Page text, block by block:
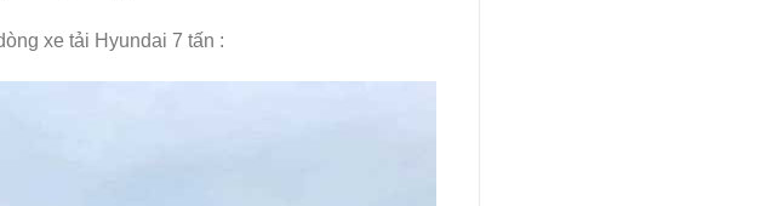
xe tải Hyundai 7 tấn :